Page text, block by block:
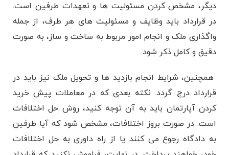
دیگر، مشخص کردن مسئولیت‌ ها و تعهدات طرفین است.
در قرارداد باید وظایف و مسئولیت ‌های هر طرف، از جمله
واگذاری ملک و انجام امور مربوط به ساخت و ساز، به صورت
دقیق و کامل ذکر شود.
همچنین، شرایط انجام بازدید ها و تحویل ملک نیز باید در
قرارداد درج گردد. نکته بعدی که در معاملات پیش خرید
کردن آپارتمان باید به آن توجه کنید، روش حل اختلافات
است. در صورت بروز اختلافات، مشخص شود که آیا طرفین
به دادگاه رجوع می ‌کنند یا از راه داوری به حل اختلافات